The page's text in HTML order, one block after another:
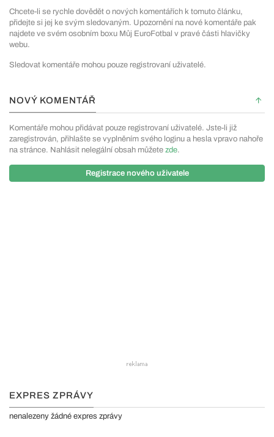
Chcete-li se rychle dovědět o nových komentářích k tomuto článku,
přidejte si jej ke svým sledovaným. Upozornění na nové komentáře pak
najdete ve svém osobním boxu Můj EuroFotbal v pravé části hlavičky
webu.
Sledovat komentáře mohou pouze registrovaní uživatelé.
NOVÝ KOMENTÁŘ
Komentáře mohou přidávat pouze registrovaní uživatelé. Jste-li již
zaregistrován, přihlašte se vyplněním svého loginu a hesla vpravo nahoře
na stránce. Nahlásit nelegální obsah můžete zde.
Registrace nového uživatele
EXPRES ZPRÁVY
nenalezeny žádné expres zprávy